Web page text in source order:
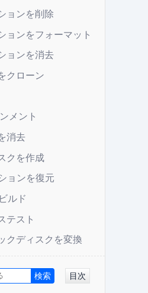
ョンを削除
ョンをフォーマット
ョンを消去
クローン
メント
消去
クを作成
ョンを復元
ルド
テスト
クディスクを変換
目次